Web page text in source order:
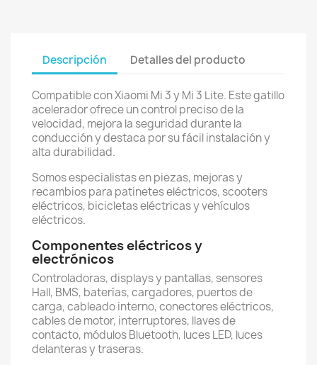
Descripción Detalles del producto
Compatible con Xiaomi Mi 3 y Mi 3 Lite. Este gatillo
acelerador ofrece un control preciso de la
velocidad, mejora la seguridad durante la
conducción y destaca por su fácil instalación y
alta durabilidad.
Somos especialistas en piezas, mejoras y
recambios para patinetes eléctricos, scooters
eléctricos, bicicletas eléctricas y vehículos
eléctricos.
Componentes eléctricos y
electrónicos
Controladoras, displays y pantallas, sensores
Hall, BMS, baterías, cargadores, puertos de
carga, cableado interno, conectores eléctricos,
cables de motor, interruptores, llaves de
contacto, módulos Bluetooth, luces LED, luces
delanteras y traseras.